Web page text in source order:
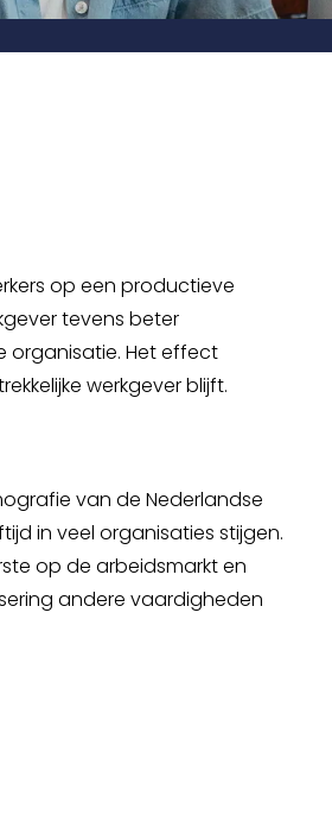
op een productieve
tevens beter
organisatie. Het effect
werkgever blijft.
van de Nederlandse
in veel organisaties stijgen.
op de arbeidsmarkt en
andere vaardigheden